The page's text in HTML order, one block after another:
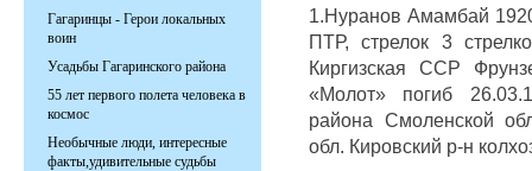
1.Нуранов Амамбай
ПТР, стрелок 3
Киргизская ССР
«Молот» погиб
района Смоленской
обл. Кировский р-н
Гагаринцы - Герои локальных
воин
Усадьбы Гагаринского района
55 лет первого полета человека в
космос
Необычные люди, интересные
факты,удивительные судьбы